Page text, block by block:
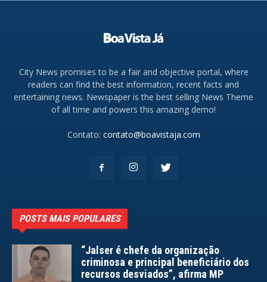
City News promises to be a fair and objective portal, where
readers can find the best information, recent facts and
entertaining news. Newspaper is the best selling News Theme
of all time and powers this amazing demo!
Contato: contato@boavistaja.com
POSTS MAIS POPULARES
“Jalser é chefe da organização
criminosa e principal beneficiário dos
recursos desviados”, afirma MP